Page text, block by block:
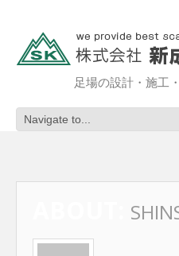
足場の設計・施工